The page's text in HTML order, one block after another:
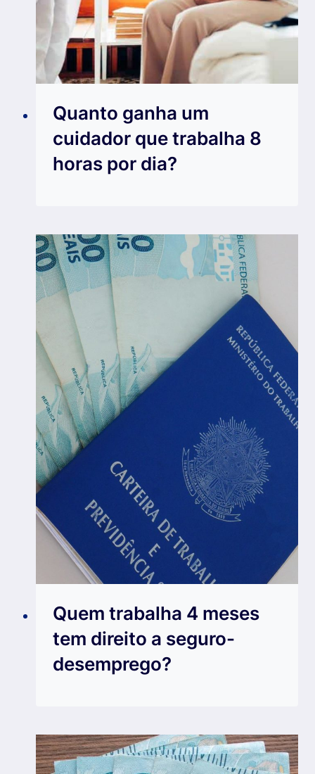
Quanto ganha um
cuidador que trabalha 8
horas por dia?
Quem trabalha 4 meses
tem direito a seguro-
desemprego?